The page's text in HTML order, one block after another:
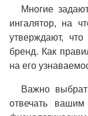
Многие
ингалятор, на
утверждают,
бренд. Как
на его
Важно
отвечать